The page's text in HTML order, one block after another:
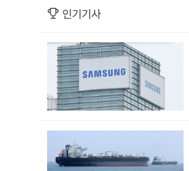
인기기사